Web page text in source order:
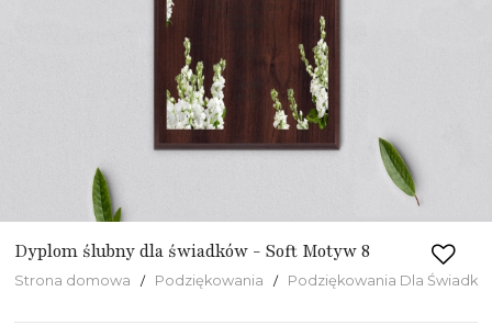
Dyplom ślubny dla świadków - Soft Motyw 8
Strona domowa Podziękowania Podziękowania Dla